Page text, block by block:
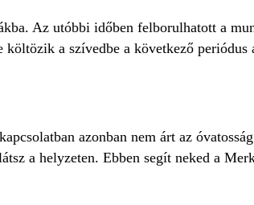
Az utóbbi időben felborulhatott a
költözik a szívedbe a következő periódus
azonban nem árt az
a helyzeten. Ebben segít neked a